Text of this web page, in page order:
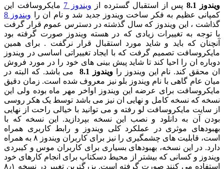
8.1 پس از استقبال گسترده ازویندوز 7 مایکروسافت این
عظیم به فکر ساخت ویندوز جدید شد و نام ان را ویندوز 8
، این ویندوز که سال گذشته در دسترس عموم قرار گرفت
به تغییرات زیادی که در هسته ویندوز صورت گرفته بود
که باید و شاید مورد استقبال قرار نرگفت . برای همین
تصمیم گرفت که با ایجاد تغییراتی اساسی در ویندوز
ان را احیا کند تا شاید پیش بینی های خود را در مورد فروش
کند. نام این ویندوز راویندوز 8.1
می باشد. که البته در
عام گاهی با نام ویندوز بلو نیز معروف شده است. زمان دقیق
برای عرضه این ویندوز اواخر مهر ماه بوده ولی این
که نسخه کامل و نهایی ان نیز می باشد توسط یک هکر روسی
مایکروسافت لو رفته و می توانید با خیالی راحت از نهایی
آن به دانلود و نصب این نسخه بپردازید. این نسخه که با
موثری در عملکرد کلی ویندوز و رابط کاربری همراه
است، قابلیت های چشمگیری را نیز برای کاربران ویندوز ۸ به همراه
در این نسخه، بهبودهای بسیاری برای کاربران موس و کیبردی
و کسانی که بیشتر از محیط دسکتاپ برای انجام کارهای خود
استفاده می کنند صورت گرفته است. بزرگترین تغییر در نسخه ۸٫۱